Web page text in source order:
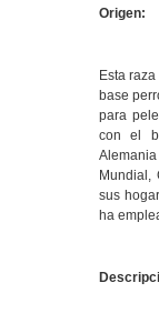
Origen:
Esta
base
para
con el
Mundial,
sus
ha